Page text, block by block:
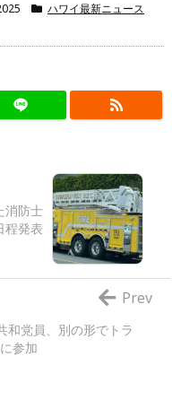
ハワイ最新ニュース
消防士
程発表
和党員、別の形でトラ
参加
Prev